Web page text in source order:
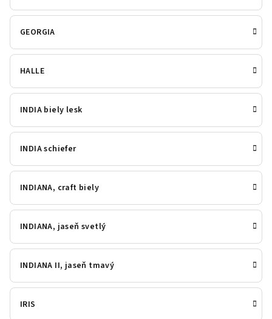
GEORGIA
HALLE
INDIA biely lesk
INDIA schiefer
INDIANA, craft biely
INDIANA, jaseň svetlý
INDIANA II, jaseň tmavý
IRIS